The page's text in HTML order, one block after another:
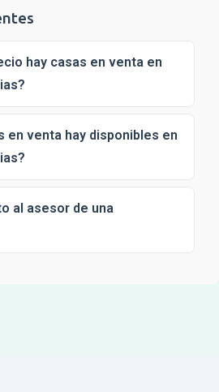
hay casas en venta en
en venta hay disponibles en
al asesor de una